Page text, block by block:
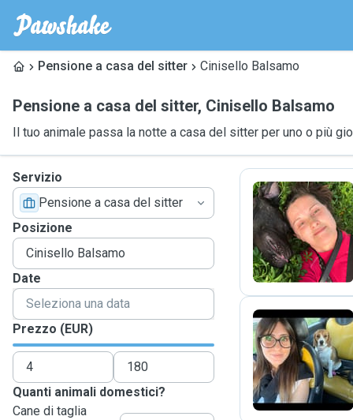
Pensione a casa del sitter Cinisello Balsamo
Pensione a casa del sitter, Cinisello Balsamo
Il tuo animale passa la notte a casa del sitter per uno o più
Servizio
Pensione a casa del sitter
Posizione
Date
Prezzo (EUR)
Quanti animali domestici?
Cane di taglia
S
L